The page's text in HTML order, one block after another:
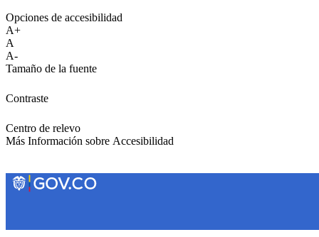
Opciones de accesibilidad
A+
A
A-
Tamaño de la fuente
Contraste
Centro de relevo
Más Información sobre Accesibilidad